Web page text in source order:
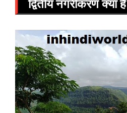
द्वितीय नगरीकरण क्या है